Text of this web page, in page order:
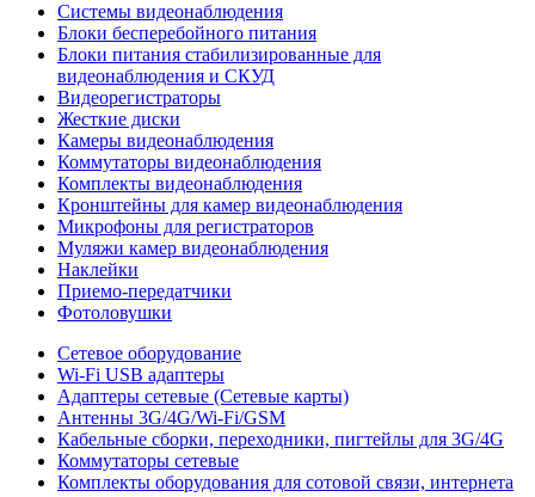
Системы видеонаблюдения
Блоки бесперебойного питания
Блоки питания стабилизированные для
видеонаблюдения и СКУД
Видеорегистраторы
Жесткие диски
Камеры видеонаблюдения
Коммутаторы видеонаблюдения
Комплекты видеонаблюдения
Кронштейны для камер видеонаблюдения
Микрофоны для регистраторов
Муляжи камер видеонаблюдения
Наклейки
Приемо-передатчики
Фотоловушки
Сетевое оборудование
Wi-Fi USB адаптеры
Адаптеры сетевые (Сетевые карты)
Антенны 3G/4G/Wi-Fi/GSM
Кабельные сборки, переходники, пигтейлы для 3G/4G
Коммутаторы сетевые
Комплекты оборудования для сотовой связи, интернета